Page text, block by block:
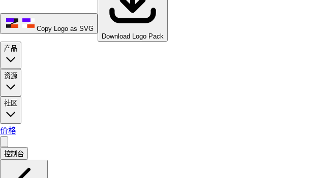
Copy Logo as SVG
Download Logo Pack
产品
资源
社区
价格
控制台